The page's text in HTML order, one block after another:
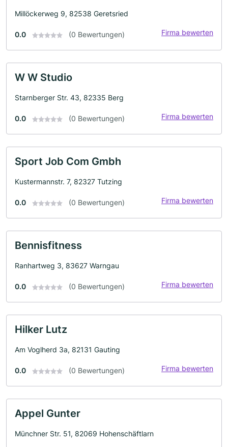
Millöckerweg 9, 82538 Geretsried
0.0 (0 Bewertungen) Firma bewerten
W W Studio
Starnberger Str. 43, 82335 Berg
0.0 (0 Bewertungen) Firma bewerten
Sport Job Com Gmbh
Kustermannstr. 7, 82327 Tutzing
0.0 (0 Bewertungen) Firma bewerten
Bennisfitness
Ranhartweg 3, 83627 Warngau
0.0 (0 Bewertungen) Firma bewerten
Hilker Lutz
Am Voglherd 3a, 82131 Gauting
0.0 (0 Bewertungen) Firma bewerten
Appel Gunter
Münchner Str. 51, 82069 Hohenschäftlarn